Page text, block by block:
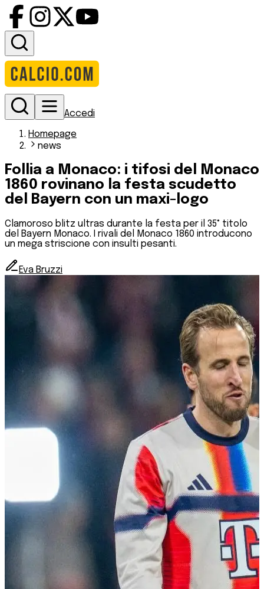
Accedi
Homepage
news
Follia a Monaco: i tifosi del Monaco
1860 rovinano la festa scudetto
del Bayern con un maxi-logo
Clamoroso blitz ultras durante la festa per il 35° titolo
del Bayern Monaco. I rivali del Monaco 1860 introducono
un mega striscione con insulti pesanti.
Eva Bruzzi